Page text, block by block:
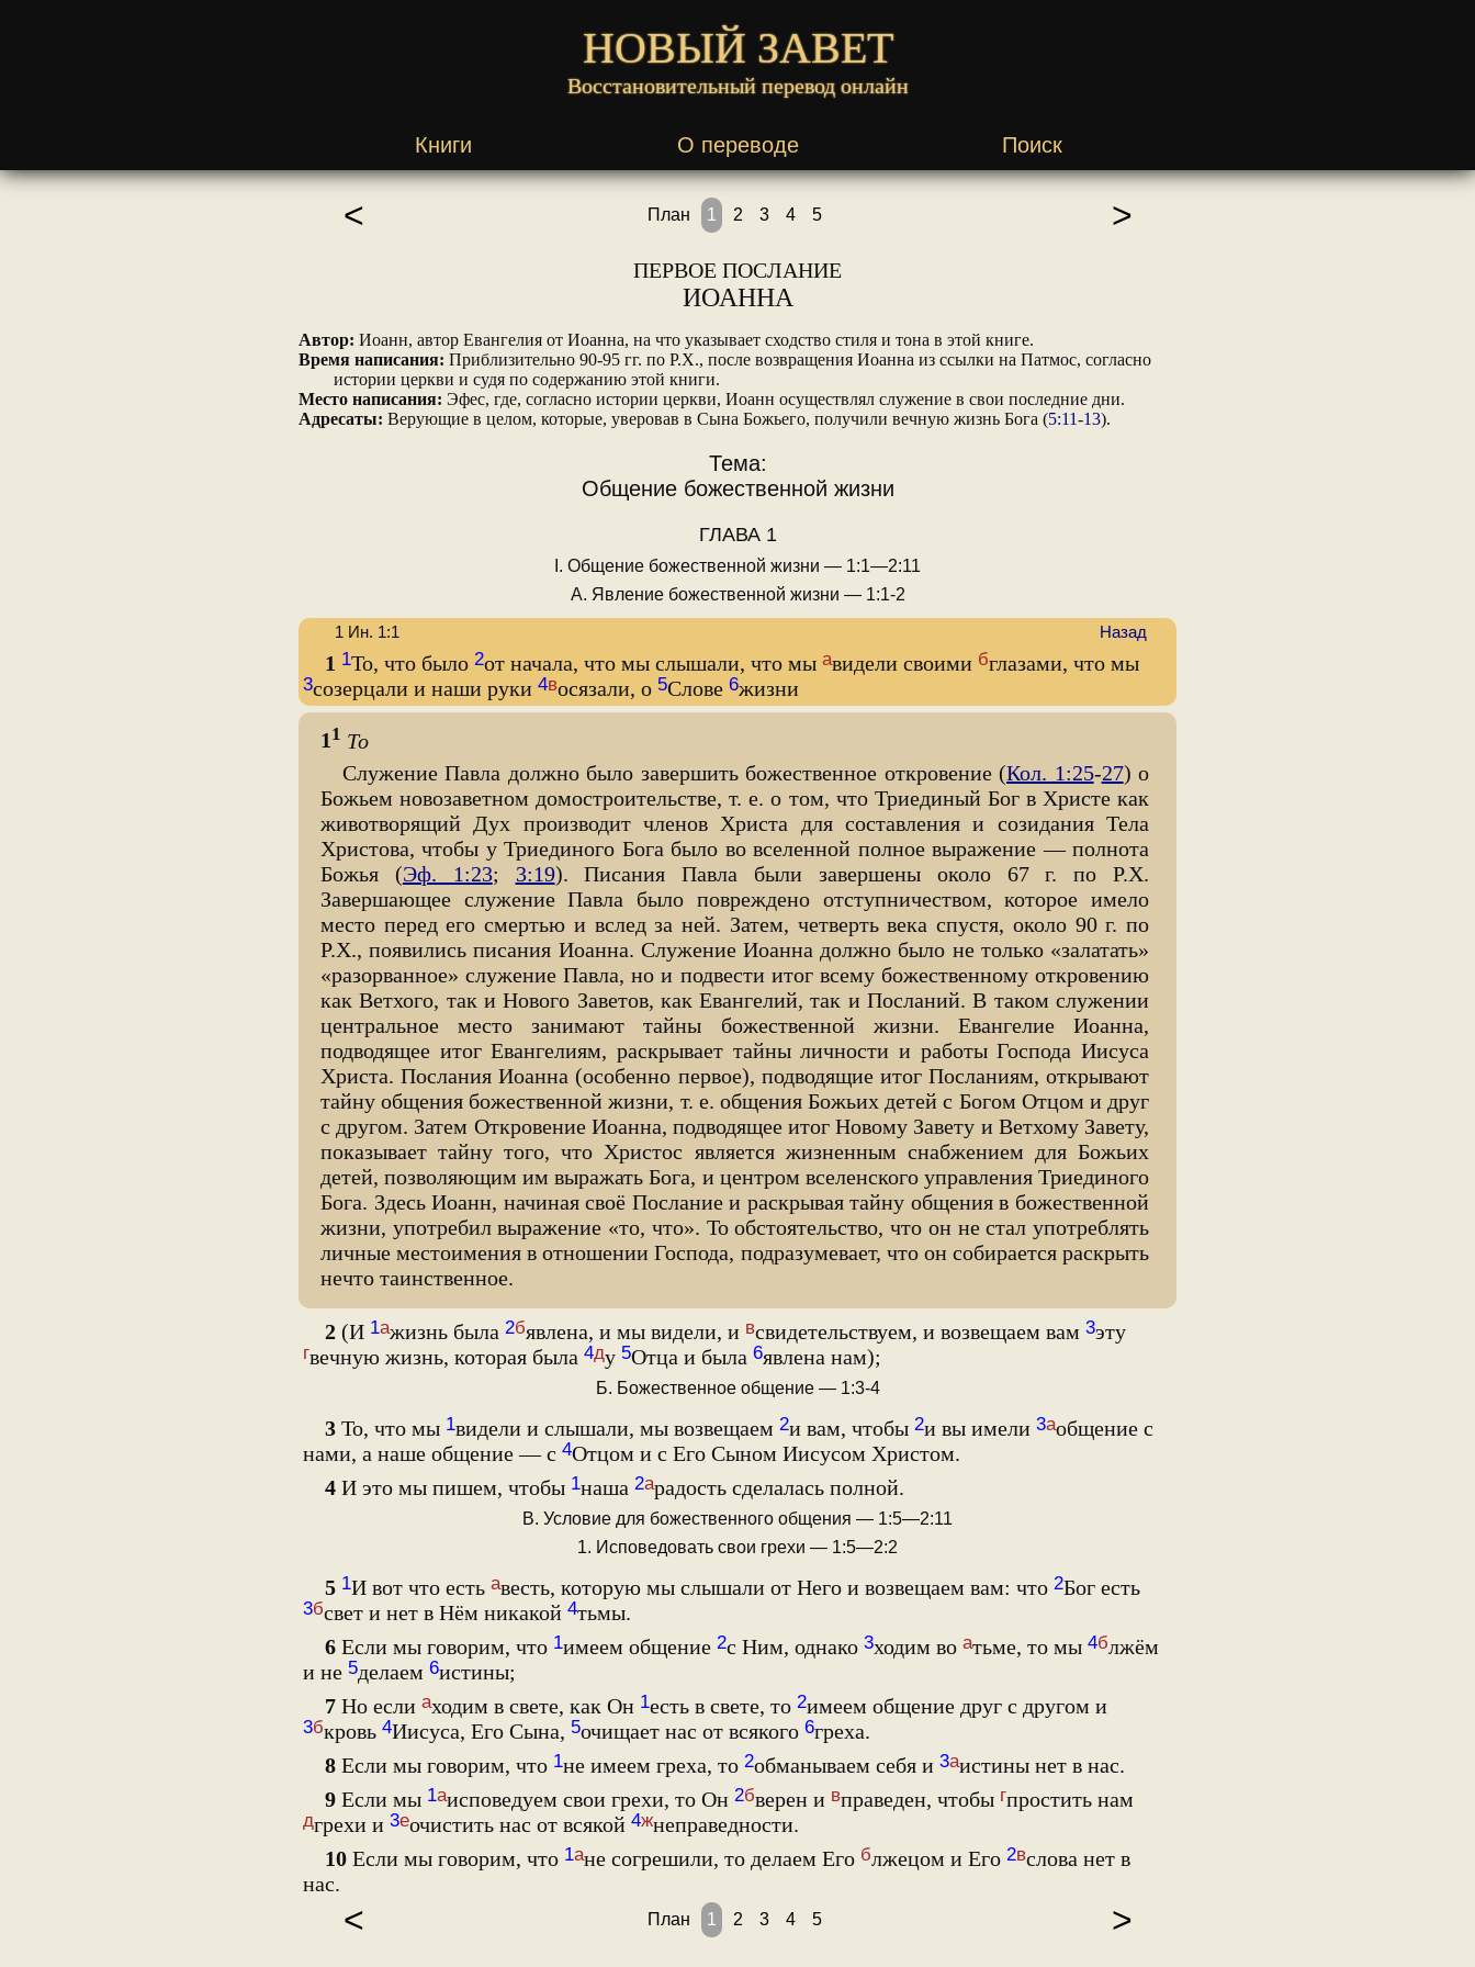
НОВЫЙ ЗАВЕТ
Восстановительный перевод онлайн
Книги О переводе Поиск
< План 1 2 3 4 5 >
ПЕРВОЕ ПОСЛАНИЕ
ИОАННА
Автор: Иоанн, автор Евангелия от Иоанна, на что указывает сходство стиля и тона в этой книге.
Время написания: Приблизительно 90-95 гг. по Р.Х., после возвращения Иоанна из ссылки на Патмос, согласно
истории церкви и судя по содержанию этой книги.
Место написания: Эфес, где, согласно истории церкви, Иоанн осуществлял служение в свои последние дни.
Адресаты: Верующие в целом, которые, уверовав в Сына Божьего, получили вечную жизнь Бога (5:11-13).
Тема:
Общение божественной жизни
ГЛАВА 1
I. Общение божественной жизни — 1:1—2:11
А. Явление божественной жизни — 1:1-2
1 1То, что было 2от начала, что мы слышали, что мы авидели своими бглазами, что мы
3созерцали и наши руки 4восязали, о 5Слове 6жизни
1 Ин. 1:1 Назад
11 То
Служение Павла должно было завершить божественное откровение (Кол. 1:25-27) о
Божьем новозаветном домостроительстве, т. е. о том, что Триединый Бог в Христе как
животворящий Дух производит членов Христа для составления и созидания Тела
Христова, чтобы у Триединого Бога было во вселенной полное выражение — полнота
Божья (Эф. 1:23; 3:19). Писания Павла были завершены около 67 г. по Р.Х.
Завершающее служение Павла было повреждено отступничеством, которое имело
место перед его смертью и вслед за ней. Затем, четверть века спустя, около 90 г. по
Р.Х., появились писания Иоанна. Служение Иоанна должно было не только «залатать»
«разорванное» служение Павла, но и подвести итог всему божественному откровению
как Ветхого, так и Нового Заветов, как Евангелий, так и Посланий. В таком служении
центральное место занимают тайны божественной жизни. Евангелие Иоанна,
подводящее итог Евангелиям, раскрывает тайны личности и работы Господа Иисуса
Христа. Послания Иоанна (особенно первое), подводящие итог Посланиям, открывают
тайну общения божественной жизни, т. е. общения Божьих детей с Богом Отцом и друг
с другом. Затем Откровение Иоанна, подводящее итог Новому Завету и Ветхому Завету,
показывает тайну того, что Христос является жизненным снабжением для Божьих
детей, позволяющим им выражать Бога, и центром вселенского управления Триединого
Бога. Здесь Иоанн, начиная своё Послание и раскрывая тайну общения в божественной
жизни, употребил выражение «то, что». То обстоятельство, что он не стал употреблять
личные местоимения в отношении Господа, подразумевает, что он собирается раскрыть
нечто таинственное.
2 (И 1ажизнь была 2бявлена, и мы видели, и всвидетельствуем, и возвещаем вам 3эту
гвечную жизнь, которая была 4ду 5Отца и была 6явлена нам);
Б. Божественное общение — 1:3-4
3 То, что мы 1видели и слышали, мы возвещаем 2и вам, чтобы 2и вы имели 3аобщение с
нами, а наше общение — с 4Отцом и с Его Сыном Иисусом Христом.
4 И это мы пишем, чтобы 1наша 2арадость сделалась полной.
В. Условие для божественного общения — 1:5—2:11
1. Исповедовать свои грехи — 1:5—2:2
5 1И вот что есть авесть, которую мы слышали от Него и возвещаем вам: что 2Бог есть
3бсвет и нет в Нём никакой 4тьмы.
6 Если мы говорим, что 1имеем общение 2с Ним, однако 3ходим во атьме, то мы 4блжём
и не 5делаем 6истины;
7 Но если аходим в свете, как Он 1есть в свете, то 2имеем общение друг с другом и
3бкровь 4Иисуса, Его Сына, 5очищает нас от всякого 6греха.
8 Если мы говорим, что 1не имеем греха, то 2обманываем себя и 3аистины нет в нас.
9 Если мы 1аисповедуем свои грехи, то Он 2бверен и вправеден, чтобы гпростить нам
дгрехи и 3еочистить нас от всякой 4жнеправедности.
10 Если мы говорим, что 1ане согрешили, то делаем Его блжецом и Его 2вслова нет в
нас.
< План 1 2 3 4 5 >